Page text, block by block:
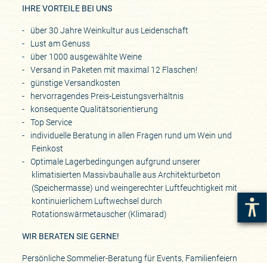
IHRE VORTEILE BEI UNS
über 30 Jahre Weinkultur aus Leidenschaft
Lust am Genuss
über 1000 ausgewählte Weine
Versand in Paketen mit maximal 12 Flaschen!
günstige Versandkosten
hervorragendes Preis-Leistungsverhältnis
konsequente Qualitätsorientierung
Top Service
individuelle Beratung in allen Fragen rund um Wein und
Feinkost
Optimale Lagerbedingungen aufgrund unserer
klimatisierten Massivbauhalle aus Architekturbeton
(Speichermasse) und weingerechter Luftfeuchtigkeit mit
kontinuierlichem Luftwechsel durch
Rotationswärmetauscher (Klimarad)
WIR BERATEN SIE GERNE!
Persönliche Sommelier-Beratung für Events, Familienfeiern